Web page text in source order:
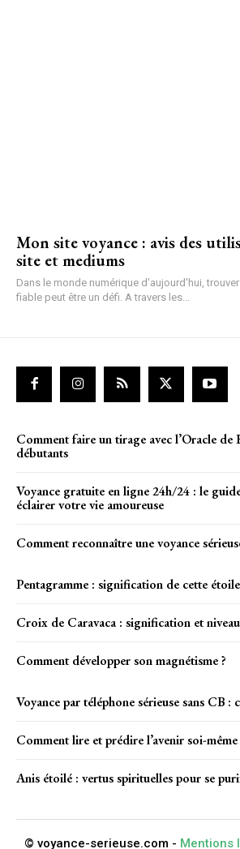
Mon site voyance : avis des
site et mediums
Dans le monde numérique d'aujourd'hui,
fiable peut être un défi. A travers les...
Comment faire un tirage avec l’Oracle
débutants
Voyance gratuite en ligne 24h/24 : le
éclairer votre vie amoureuse
Comment reconnaître une voyance
Pentagramme : signification de cette
Croix de Caravaca : signification et
Comment développer son magnétisme ?
Voyance par téléphone sérieuse sans CB :
Comment lire et prédire l’avenir soi-même
Anis étoilé : vertus spirituelles pour se
© voyance-serieuse.com - Mentions